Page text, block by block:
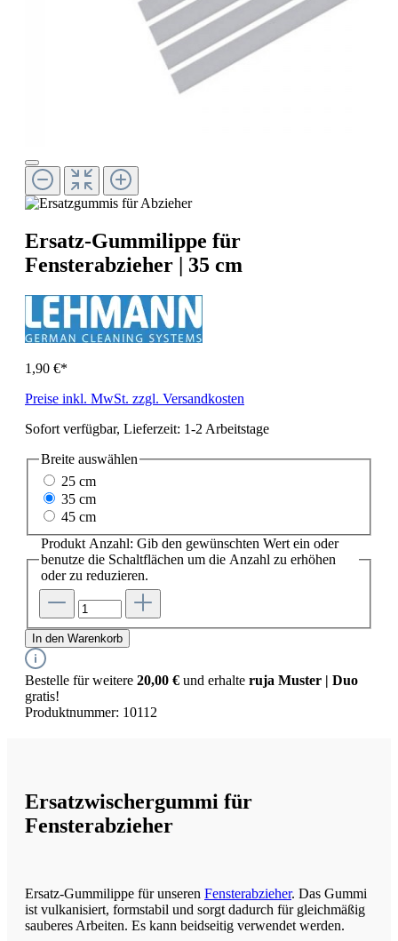
Ersatz-Gummilippe für
Fensterabzieher | 35 cm
1,90 €*
Preise inkl. MwSt. zzgl. Versandkosten
Sofort verfügbar, Lieferzeit: 1-2 Arbeitstage
Breite auswählen
25 cm
35 cm
45 cm
Produkt Anzahl: Gib den gewünschten Wert ein oder
benutze die Schaltflächen um die Anzahl zu erhöhen
oder zu reduzieren.
In den Warenkorb
Bestelle für weitere 20,00 € und erhalte ruja Muster | Duo
gratis!
Produktnummer: 10112
Ersatzwischergummi für
Fensterabzieher
Ersatz-Gummilippe für unseren Fensterabzieher. Das Gummi
ist vulkanisiert, formstabil und sorgt dadurch für gleichmäßig
sauberes Arbeiten. Es kann beidseitig verwendet werden.